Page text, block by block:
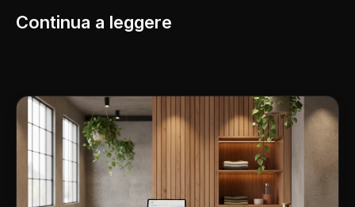
Continua a leggere